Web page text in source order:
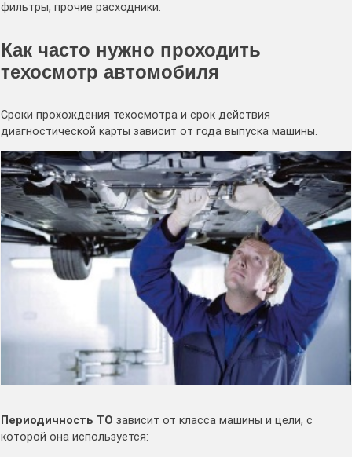
фильтры, прочие расходники.
Как часто нужно проходить
техосмотр автомобиля
Сроки прохождения техосмотра и срок действия
диагностической карты зависит от года выпуска машины.
Периодичность ТО зависит от класса машины и цели, с
которой она используется: